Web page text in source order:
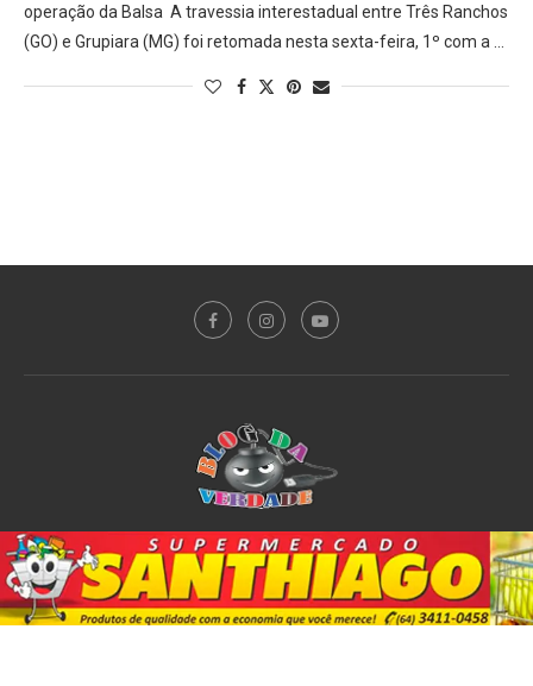
operação da Balsa A travessia interestadual entre Três Ranchos
(GO) e Grupiara (MG) foi retomada nesta sexta-feira, 1º com a …
Sobre o Blog Notícias Plantão Policial Acidente
Política
Esporte
@2020 - All Right Reserved. Designed and Developed byPortalDev